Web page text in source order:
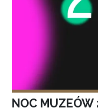
NOC